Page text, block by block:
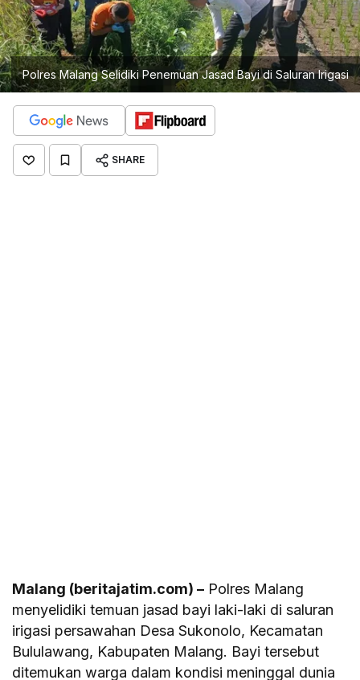
Polres Malang Selidiki Penemuan Jasad Bayi di Saluran Irigasi
SHARE
Malang (beritajatim.com) – Polres Malang
menyelidiki temuan jasad bayi laki-laki di saluran
irigasi persawahan Desa Sukonolo, Kecamatan
Bululawang, Kabupaten Malang. Bayi tersebut
ditemukan warga dalam kondisi meninggal dunia